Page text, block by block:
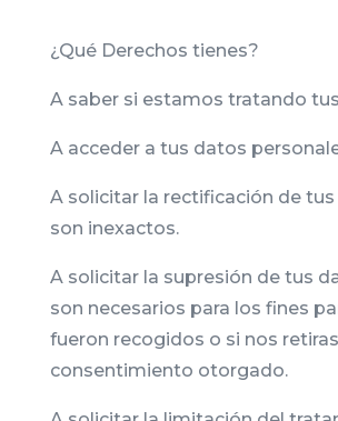
¿Qué Derechos tienes?
A saber si estamos tratando
A acceder a tus datos
A solicitar la rectificación de
son inexactos.
A solicitar la supresión de tus
son necesarios para los fines
fueron recogidos o si nos
consentimiento otorgado.